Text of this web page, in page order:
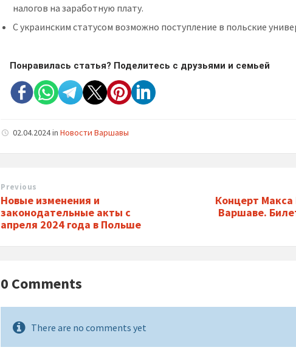
налогов на заработную плату.
С украинским статусом возможно поступление в польские
Понравилась статья? Поделитесь с друзьями и семьей
02.04.2024inНовости Варшавы
Previous
Новые изменения и
законодательные акты с
апреля 2024 года в Польше
Концерт Макса
Варшаве.
0 Comments
There are no comments yet